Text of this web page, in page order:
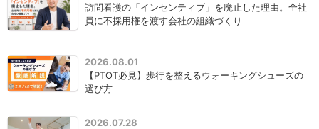
訪問看護の「インセンティブ」を廃止した理由。全社
員に不採用権を渡す会社の組織づくり
2026.08.01
【PTOT必見】歩行を整えるウォーキングシューズの
選び方
2026.07.28